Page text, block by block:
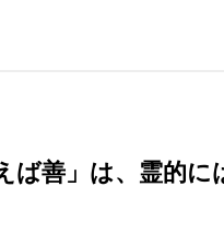
ば善」は、霊的に